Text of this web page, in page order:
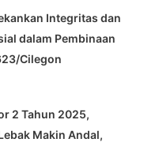
Integritas dan
dalam Pembinaan
Cilegon
2 Tahun 2025,
Makin Andal,